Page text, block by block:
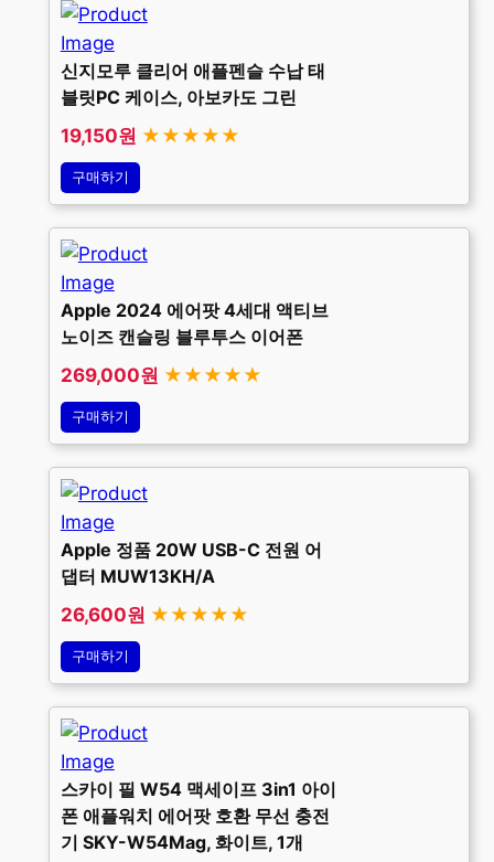
신지모루 클리어 애플펜슬 수납 태
블릿PC 케이스, 아보카도 그린
19,150원 ★★★★★
구매하기
Apple 2024 에어팟 4세대 액티브
노이즈 캔슬링 블루투스 이어폰
269,000원 ★★★★★
구매하기
Apple 정품 20W USB-C 전원 어
댑터 MUW13KH/A
26,600원 ★★★★★
구매하기
스카이 필 W54 맥세이프 3in1 아이
폰 애플워치 에어팟 호환 무선 충전
기 SKY-W54Mag, 화이트, 1개